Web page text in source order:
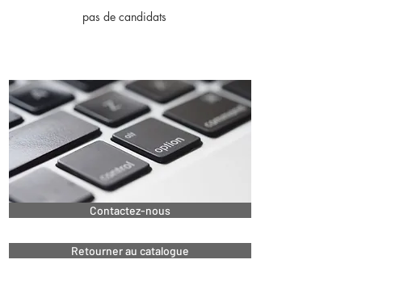
pas de candidats
Contactez-nous
Retourner au catalogue